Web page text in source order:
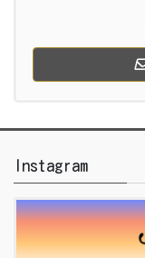
Instagram